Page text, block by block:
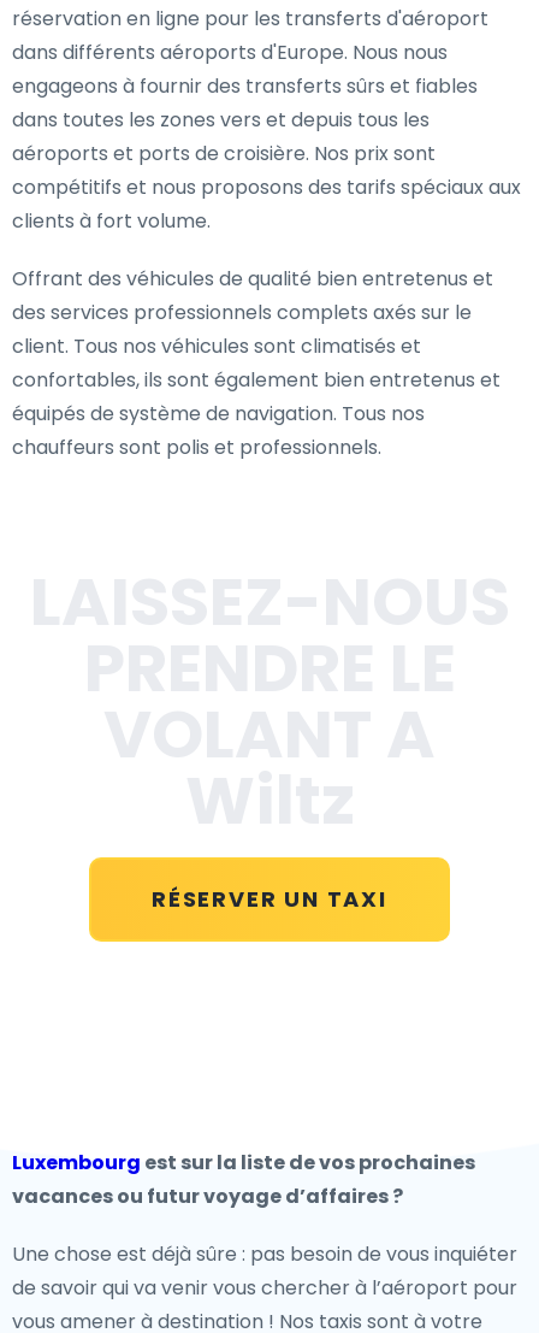
réservation en ligne pour les transferts d'aéroport
dans différents aéroports d'Europe. Nous nous
engageons à fournir des transferts sûrs et fiables
dans toutes les zones vers et depuis tous les
aéroports et ports de croisière. Nos prix sont
compétitifs et nous proposons des tarifs spéciaux aux
clients à fort volume.
Offrant des véhicules de qualité bien entretenus et
des services professionnels complets axés sur le
client. Tous nos véhicules sont climatisés et
confortables, ils sont également bien entretenus et
équipés de système de navigation. Tous nos
chauffeurs sont polis et professionnels.
RÉSERVER UN TAXI
Luxembourg est sur la liste de vos prochaines
vacances ou futur voyage d’affaires ?
Une chose est déjà sûre : pas besoin de vous inquiéter
de savoir qui va venir vous chercher à l’aéroport pour
vous amener à destination ! Nos taxis sont à votre